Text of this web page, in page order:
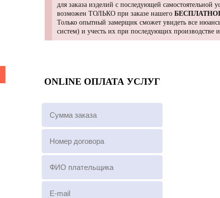
для заказа изделий с последующей
возможен ТОЛЬКО при заказе нашего
Только опытный замерщик сможет увидеть все
систем) и учесть их при последующих производстве
ONLINE ОПЛАТА УСЛУГ